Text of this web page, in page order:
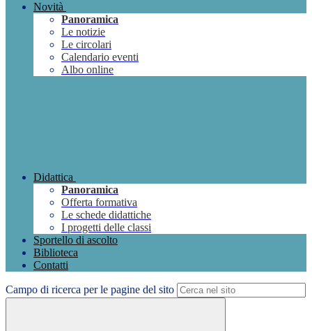
Novità
Panoramica
Le notizie
Le circolari
Calendario eventi
Albo online
Didattica
Panoramica
Offerta formativa
Le schede didattiche
I progetti delle classi
Sportello di ascolto
Biblioteca
Contatti
Campo di ricerca per le pagine del sito